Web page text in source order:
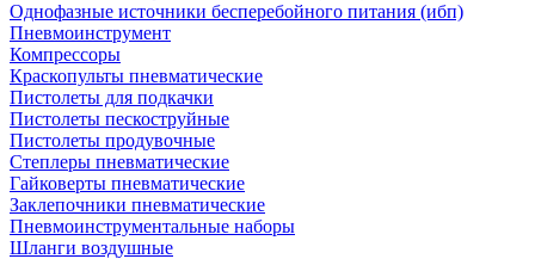
Однофазные источники бесперебойного питания (ибп)
Пневмоинструмент
Компрессоры
Краскопульты пневматические
Пистолеты для подкачки
Пистолеты пескоструйные
Пистолеты продувочные
Степлеры пневматические
Гайковерты пневматические
Заклепочники пневматические
Пневмоинструментальные наборы
Шланги воздушные